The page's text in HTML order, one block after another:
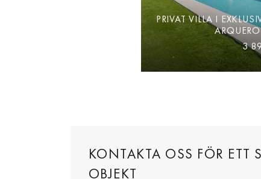
PRIVAT VILLA I
3
KONTAKTA OSS FÖR ETT
OBJEKT